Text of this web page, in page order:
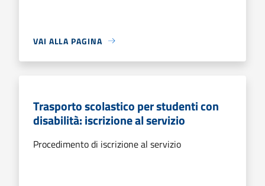
VAI ALLA PAGINA
Trasporto scolastico per studenti con
disabilità: iscrizione al servizio
Procedimento di iscrizione al servizio